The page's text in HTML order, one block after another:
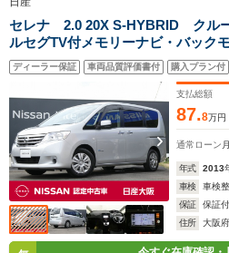
セレナ 2.0 20X S-HYBRID クル
ルセグTV付メモリーナビ・バック
ディーラー保証 車両品質評価書付 購入プラン付
支払総額
87.8万円
通常ローン
年式 2013
車検
車検
保証
保証付
住所
大阪